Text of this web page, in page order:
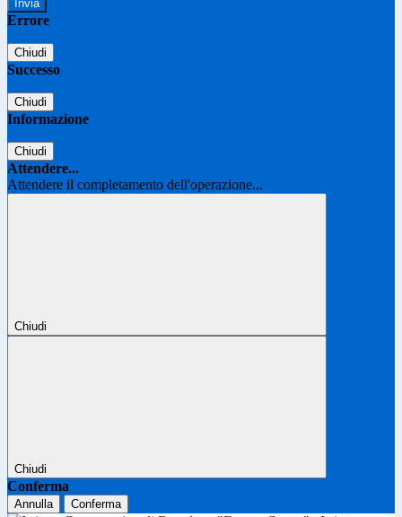
Errore
Chiudi
Successo
Chiudi
Informazione
Chiudi
Attendere...
Attendere il completamento dell'operazione...
Chiudi
Chiudi
Conferma
Annulla Conferma